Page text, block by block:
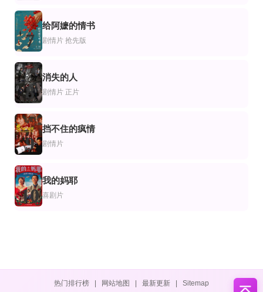
7
给阿嬷的情书
剧情片 抢先版
8
消失的人
剧情片 正片
9
挡不住的疯情
剧情片
10
我的妈耶
喜剧片
热门排行榜 网站地图 最新更新 Sitemap